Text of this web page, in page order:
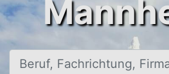
Beruf, Fachrichtung, Firma